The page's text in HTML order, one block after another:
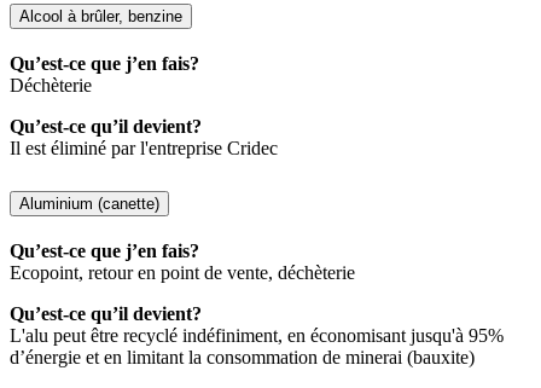
Alcool à brûler, benzine
Qu’est-ce que j’en fais?
Déchèterie
Qu’est-ce qu’il devient?
Il est éliminé par l'entreprise Cridec
Aluminium (canette)
Qu’est-ce que j’en fais?
Ecopoint, retour en point de vente, déchèterie
Qu’est-ce qu’il devient?
L'alu peut être recyclé indéfiniment, en économisant jusqu'à 95%
d’énergie et en limitant la consommation de minerai (bauxite)